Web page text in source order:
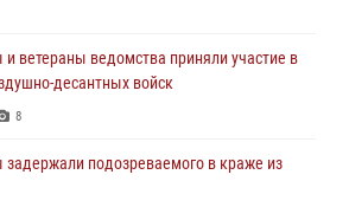
ветераны ведомства приняли участие в
десантных войск
8
задержали подозреваемого в краже из